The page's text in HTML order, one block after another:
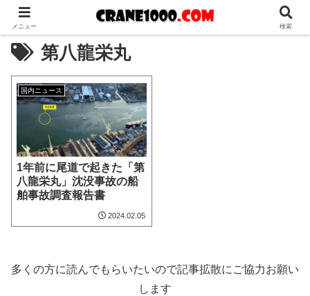
第八龍栄丸
国内ニュース
1年前に尾道で起きた「第
八龍栄丸」沈没事故の船
舶事故調査報告書
2024.02.05
多くの方に読んでもらいたいので記事拡散にご協力お願い
します
メニュー 検索